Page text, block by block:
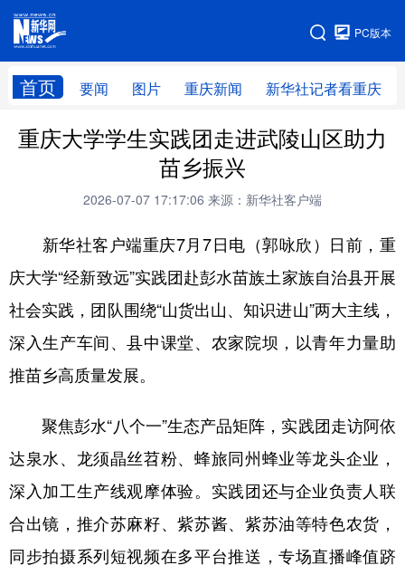
PC版本
首页 要闻 图片 重庆新闻 新华社记者看重庆
网站地图
重庆大学学生实践团走进武陵山区助力
苗乡振兴
2026-07-07 17:17:06 来源：新华社客户端
新华社客户端重庆7月7日电（郭咏欣）日前，重
庆大学“经新致远”实践团赴彭水苗族土家族自治县开展
社会实践，团队围绕“山货出山、知识进山”两大主线，
深入生产车间、县中课堂、农家院坝，以青年力量助
推苗乡高质量发展。
聚焦彭水“八个一”生态产品矩阵，实践团走访阿依
达泉水、龙须晶丝苕粉、蜂旅同州蜂业等龙头企业，
深入加工生产线观摩体验。实践团还与企业负责人联
合出镜，推介苏麻籽、紫苏酱、紫苏油等特色农货，
同步拍摄系列短视频在多平台推送，专场直播峰值跻